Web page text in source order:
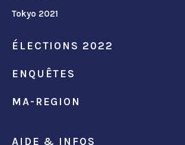
Tokyo 2021
ÉLECTIONS 2022
ENQUÊTES
MA-REGION
AIDE & INFOS